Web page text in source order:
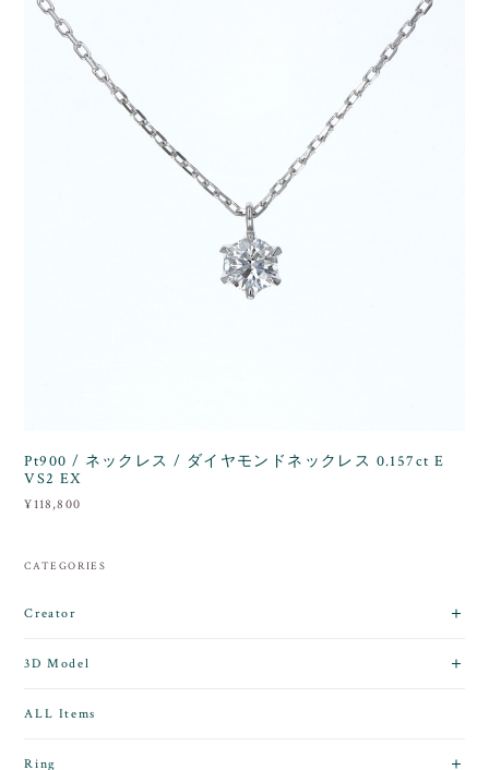
Pt900 / ネックレス / ダイヤモンドネックレス 0.157ct E
VS2 EX
¥118,800
CATEGORIES
Creator
3D Model
ALL Items
Ring